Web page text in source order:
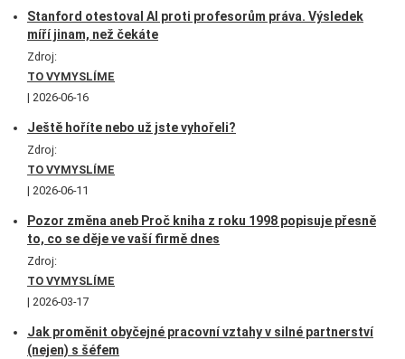
Stanford otestoval AI proti profesorům práva. Výsledek
míří jinam, než čekáte
Zdroj:
TO VYMYSLÍME
2026-06-16
Ještě hoříte nebo už jste vyhořeli?
Zdroj:
TO VYMYSLÍME
2026-06-11
Pozor změna aneb Proč kniha z roku 1998 popisuje přesně
to, co se děje ve vaší firmě dnes
Zdroj:
TO VYMYSLÍME
2026-03-17
Jak proměnit obyčejné pracovní vztahy v silné partnerství
(nejen) s šéfem